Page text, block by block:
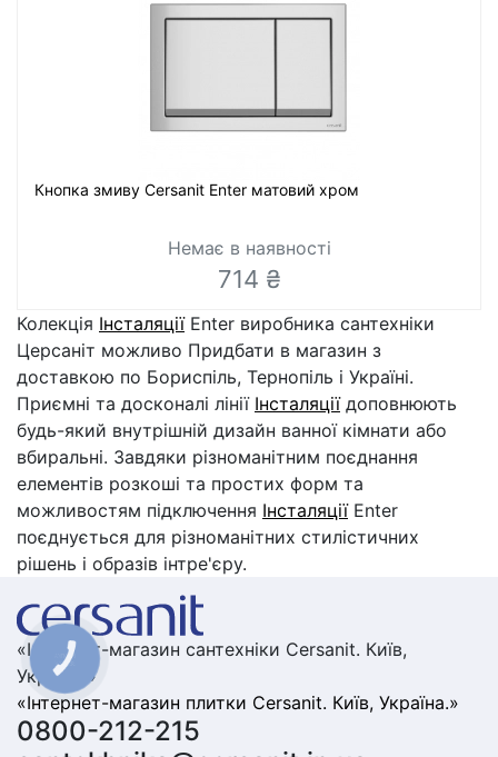
Кнопка змиву Cersanit Enter матовий хром
Немає в наявності
714 ₴
Колекція ІнсталяціїEnter виробника сантехніки
Церсаніт можливо Придбати в магазин з
доставкою по Бориспіль, Тернопіль і Україні.
Приємні та досконалі лінії Інсталяціїдоповнюють
будь-який внутрішній дизайн ванної кімнати або
вбиральні. Завдяки різноманітним поєднання
елементів розкоші та простих форм та
можливостям підключення ІнсталяціїEnter
поєднується для різноманітних стилістичних
рішень і образів інтре'єру.
«Інтернет-магазин сантехніки Cersanit. Київ,
Україна.»
«Інтернет-магазин плитки Cersanit. Київ, Україна.»
0800-212-215
КНОПКА
ЗВ'ЯЗКУ